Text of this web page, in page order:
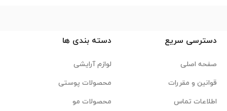
دسترسی سریع
صفحه اصلی
قوانین و مقررات
اطلاعات تماس
دسته بندی ها
لوازم آرایشی
محصولات پوستی
محصولات مو